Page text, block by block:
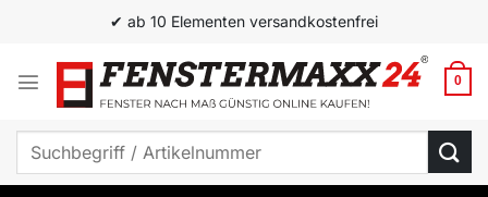
springen
✔ ab 10 Elementen versandkostenfrei
0
Suchen